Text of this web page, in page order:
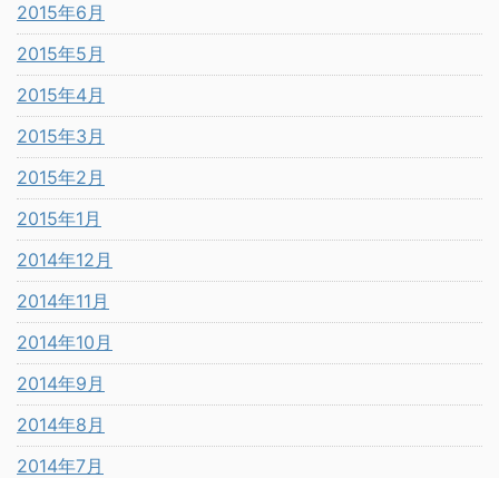
2015年6月
2015年5月
2015年4月
2015年3月
2015年2月
2015年1月
2014年12月
2014年11月
2014年10月
2014年9月
2014年8月
2014年7月